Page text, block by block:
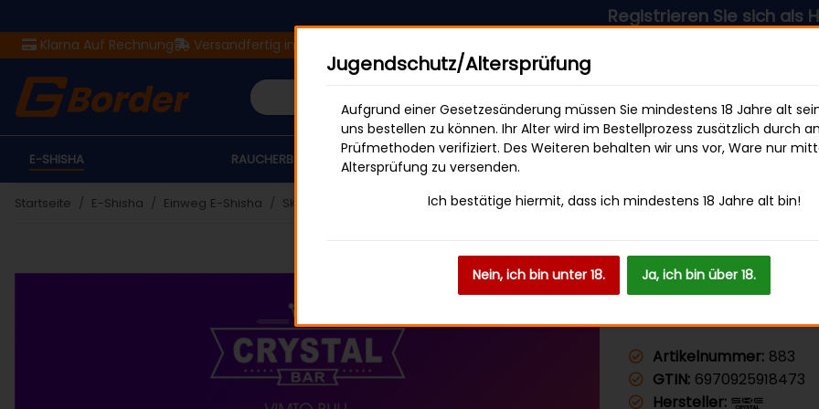
Registrieren Sie sich als Händler
Klarna Auf Rechnung Versandfertig in 24 Stunden
E-SHISHA RAUCHERBEDARF SWEETS & SNACKS
Startseite E-Shisha Einweg E-Shisha SKE Crystal Bar SKE Crystal Bar - Vimbull Ice
SKE
Artikelnummer: 883
GTIN: 6970925918473
Hersteller:
Jugendschutz/Altersprüfung
Aufgrund einer Gesetzesänderung müssen Sie mindestens 18 Jahre alt
uns bestellen zu können. Ihr Alter wird im Bestellprozess zusätzlich durch
Prüfmethoden verifiziert. Des Weiteren behalten wir uns vor, Ware nur
Altersprüfung zu versenden.
Ich bestätige hiermit, dass ich mindestens 18 Jahre alt bin!
Nein, ich bin unter 18. Ja, ich bin über 18.